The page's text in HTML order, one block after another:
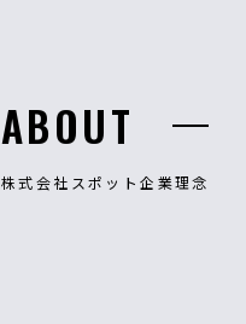
ABOUT
株式会社スポット企業理念